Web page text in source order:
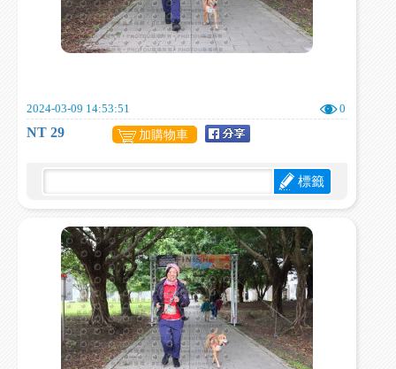
2024-03-09 14:53:51 0
NT 29 加購物車
標籤